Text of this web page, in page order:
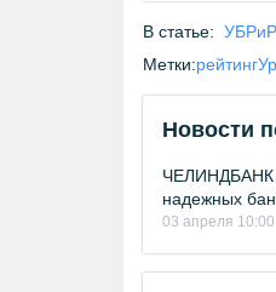
В статье: УБРиР
Метки:рейтинг
Новости
ЧЕЛИНДБАНК
надежных
03 апреля 10:00